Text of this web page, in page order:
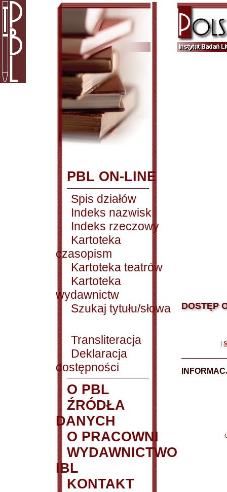
PBL ON-LINE
Spis działów
Indeks nazwisk
Indeks rzeczowy
Kartoteka
czasopism
Kartoteka teatrów
Kartoteka
wydawnictw
Szukaj tytułu/słowa
Transliteracja
Deklaracja
dostępności
O PBL
ŹRÓDŁA
DANYCH
O PRACOWNI
WYDAWNICTWO
IBL
KONTAKT
DOSTĘP
|